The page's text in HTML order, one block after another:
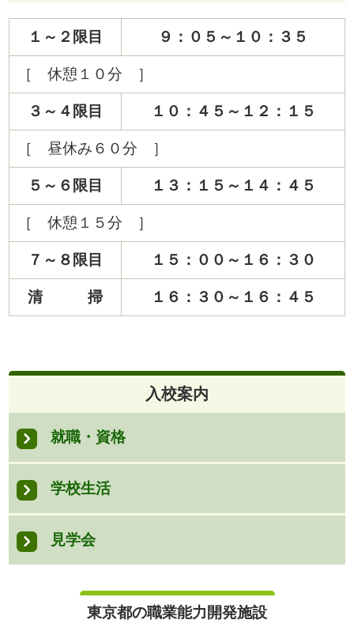
１～２限目 ９：０５～１０：３５
［ 休憩１０分 ］
３～４限目 １０：４５～１２：１５
［ 昼休み６０分 ］
５～６限目 １３：１５～１４：４５
［ 休憩１５分 ］
７～８限目 １５：００～１６：３０
清 掃 １６：３０～１６：４５
入校案内
就職・資格
学校生活
見学会
東京都の職業能力開発施設